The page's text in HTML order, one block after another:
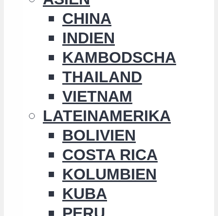
CHINA
INDIEN
KAMBODSCHA
THAILAND
VIETNAM
LATEINAMERIKA
BOLIVIEN
COSTA RICA
KOLUMBIEN
KUBA